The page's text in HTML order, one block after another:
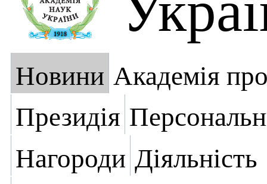
Новини Академія
Президія
Нагороди Діяльність